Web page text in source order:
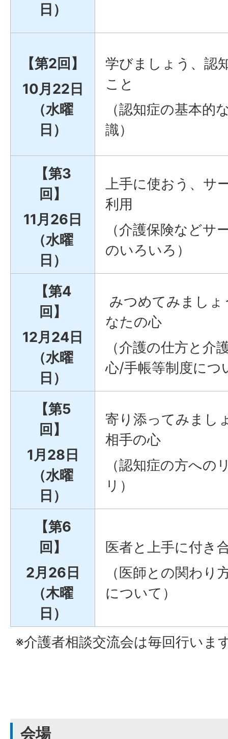
日）
【第2回】
10月22日
（水曜
日）
学びましょう、認
こと
（認知症の基本的
識）
【第3
回】
11月26日
（水曜
日）
上手に使おう、サ
利用
（介護保険などサ
のいろいろ）
【第4
回】
12月24日
（水曜
日）
みつめてみましょ
なたの心
（介護の仕方と介
心/手帳等制度につ
【第5
回】
1月28日
（水曜
日）
寄り添ってみまし
相手の心
（認知症の方への
リ）
【第6
回】
2月26日
（木曜
日）
医者と上手に付き
（医師との関わり
について）
※介護者相談交流会は毎回行いま
会場